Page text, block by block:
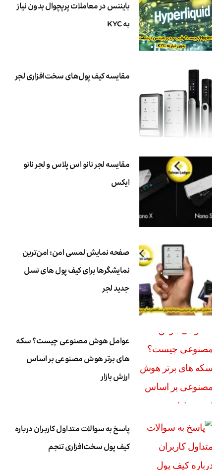
بایننس در معاملات پرپچوال بدون نیاز
به KYC
مقایسه کیف پول‌های سخت‌افزاری لجر
مقایسه لجر نانو اس پلاس و لجر نانو
ایکس
صفحه نمایش لمسی امن: امن‌ترین
نمایشگرها برای کیف پول های نسل
جدید لجر
عوامل هوش مصنوعی چیست؟ سکه
های برتر هوش مصنوعی بر اساس
ارزش بازار
پاسخ به سوالات متداول کاربران درباره
کیف پول سخت‌افزاری تنجم